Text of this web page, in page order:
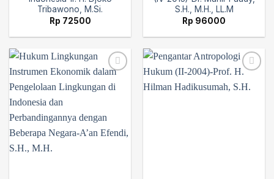
Tribawono, M.Si.
Rp 72500
S.H., M.H., LL.M
Rp 96000